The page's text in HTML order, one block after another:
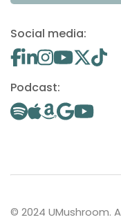
Social media:
Podcast:
© 2024 UMushroom.